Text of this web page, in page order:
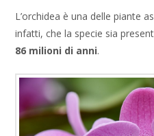
L’orchidea è una delle piante
infatti, che la specie sia
86 milioni di anni.